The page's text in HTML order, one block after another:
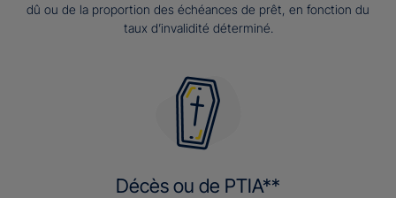
dû ou de la proportion des échéances de prêt, en fonction du
taux d’invalidité déterminé.
Décès ou de PTIA**